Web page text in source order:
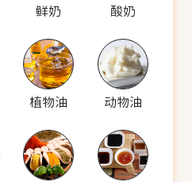
鲜奶 酸奶
植物油 动物油